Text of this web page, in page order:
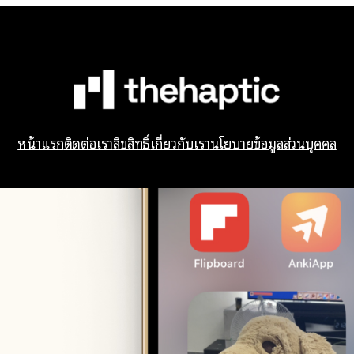
หน้าแรกติดต่อเราลิขสิทธิ์เกี่ยวกับเรานโยบายข้อมูลส่วนบุคคล